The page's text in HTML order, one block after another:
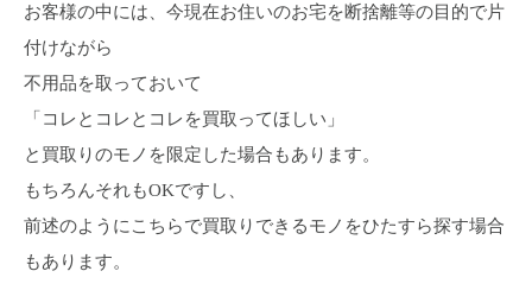
お客様の中には、今現在お住いのお宅を断捨離等の目的で片
付けながら
不用品を取っておいて
「コレとコレとコレを買取ってほしい」
と買取りのモノを限定した場合もあります。
もちろんそれもOKですし、
前述のようにこちらで買取りできるモノをひたすら探す場合
もあります。